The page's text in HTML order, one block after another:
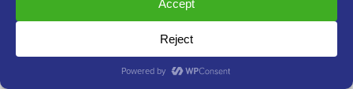
が付属しています。色、フォント、背景のカスタマ
イズオプションが豊富に用意されています。
20. パララックス